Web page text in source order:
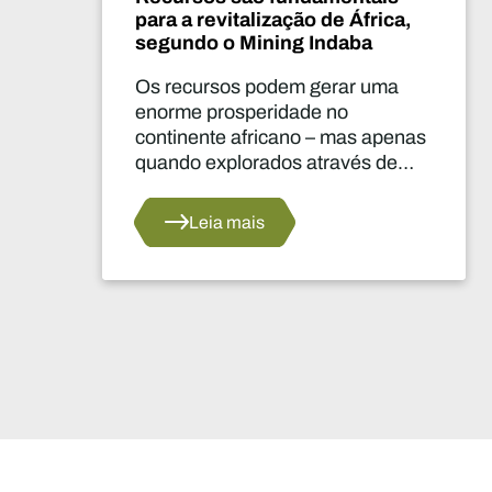
medida que se inicia
era na indústria mineira
Mzila Mthenjane, diretor
do Conselho de Minerais
do Sul, afirmou que os
setor mineiro africano
impulsionar um
transformador na